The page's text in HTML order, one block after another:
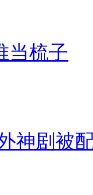
当梳子
神剧被